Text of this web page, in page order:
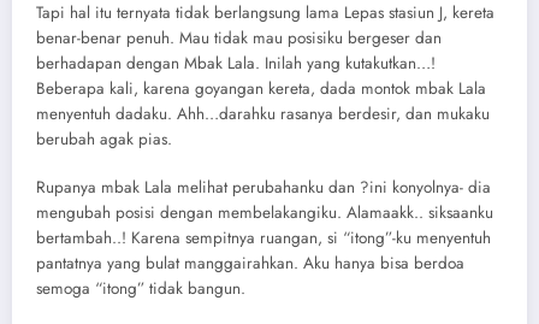
Tapi hal itu ternyata tidak berlangsung lama Lepas stasiun J, kereta
benar-benar penuh. Mau tidak mau posisiku bergeser dan
berhadapan dengan Mbak Lala. Inilah yang kutakutkan…!
Beberapa kali, karena goyangan kereta, dada montok mbak Lala
menyentuh dadaku. Ahh…darahku rasanya berdesir, dan mukaku
berubah agak pias.
Rupanya mbak Lala melihat perubahanku dan ?ini konyolnya- dia
mengubah posisi dengan membelakangiku. Alamaakk.. siksaanku
bertambah..! Karena sempitnya ruangan, si “itong”-ku menyentuh
pantatnya yang bulat manggairahkan. Aku hanya bisa berdoa
semoga “itong” tidak bangun.